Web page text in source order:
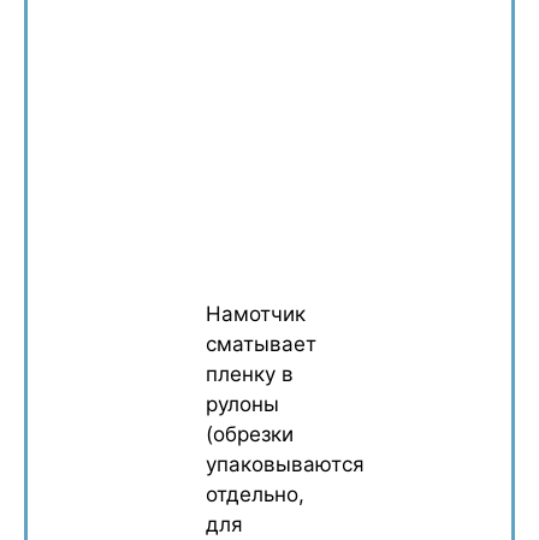
Намотчик
сматывает
пленку в
рулоны
(обрезки
упаковываются
отдельно,
для